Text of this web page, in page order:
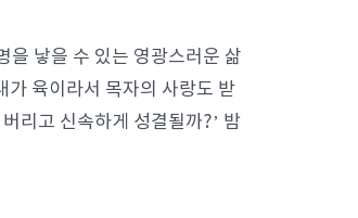
을 낳을 수 있는 영광스러운 삶
가 육이라서 목자의 사랑도 받
리고 신속하게 성결될까?’ 밤